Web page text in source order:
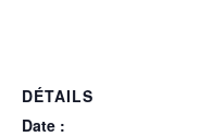
DÉTAILS
Date :